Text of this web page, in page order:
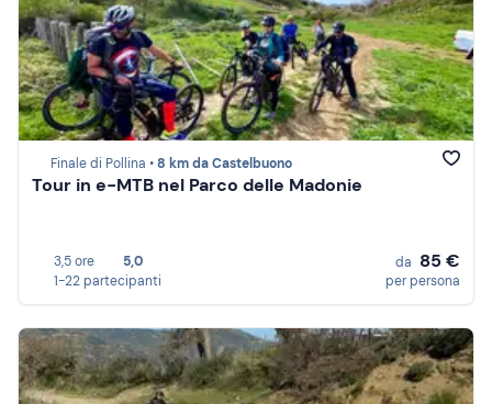
Finale di Pollina •8 km da Castelbuono
Tour in e-MTB nel Parco delle Madonie
3,5 ore
5,0
1-22 partecipanti
da 85 €
per persona